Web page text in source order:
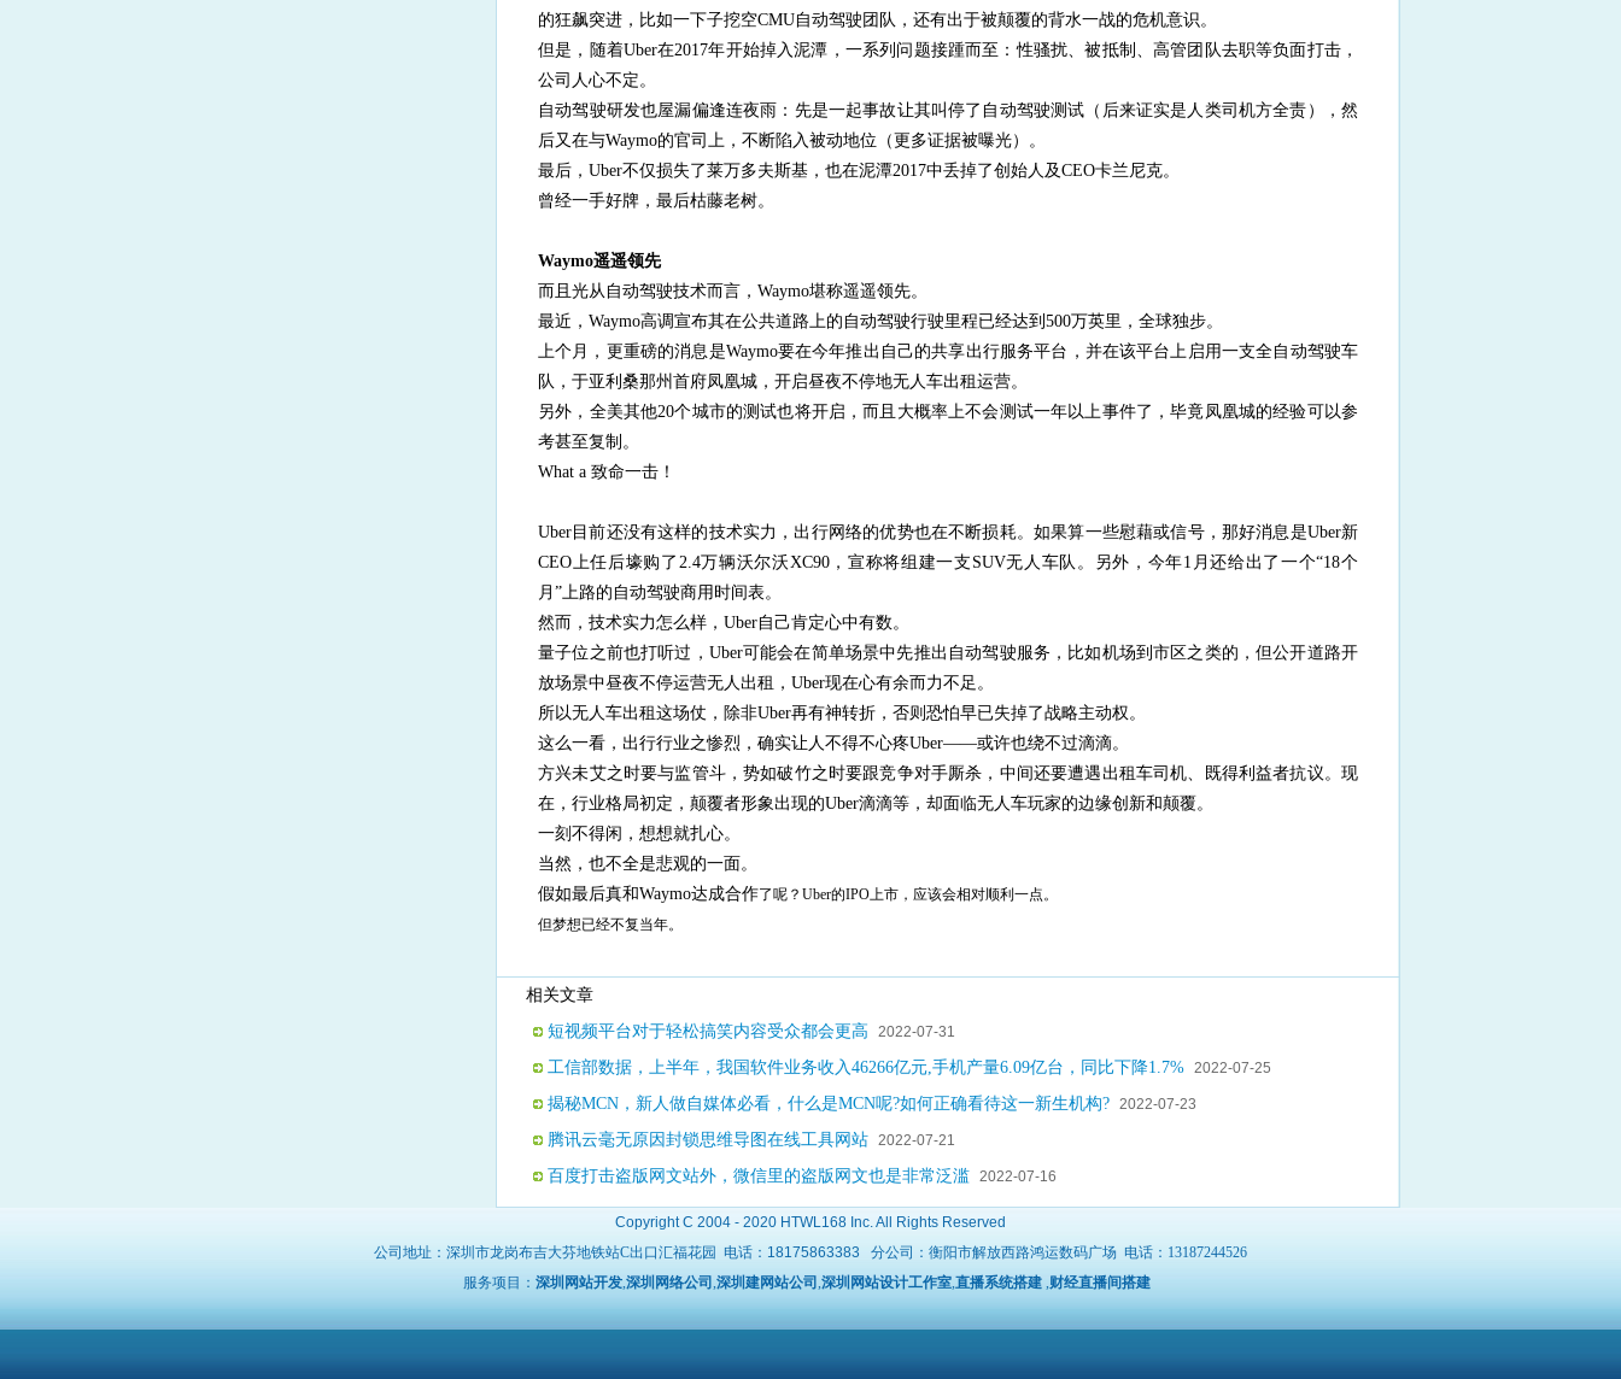
的狂飙突进，比如一下子挖空CMU自动驾驶团队，还有出于被颠覆的背水一战的危机意识。
但是，随着Uber在2017年开始掉入泥潭，一系列问题接踵而至：性骚扰、被抵制、高管团队去职等负面打击，
公司人心不定。
自动驾驶研发也屋漏偏逢连夜雨：先是一起事故让其叫停了自动驾驶测试（后来证实是人类司机方全责），然
后又在与Waymo的官司上，不断陷入被动地位（更多证据被曝光）。
最后，Uber不仅损失了莱万多夫斯基，也在泥潭2017中丢掉了创始人及CEO卡兰尼克。
曾经一手好牌，最后枯藤老树。
Waymo遥遥领先
而且光从自动驾驶技术而言，Waymo堪称遥遥领先。
最近，Waymo高调宣布其在公共道路上的自动驾驶行驶里程已经达到500万英里，全球独步。
上个月，更重磅的消息是Waymo要在今年推出自己的共享出行服务平台，并在该平台上启用一支全自动驾驶车
队，于亚利桑那州首府凤凰城，开启昼夜不停地无人车出租运营。
另外，全美其他20个城市的测试也将开启，而且大概率上不会测试一年以上事件了，毕竟凤凰城的经验可以参
考甚至复制。
What a 致命一击！
Uber目前还没有这样的技术实力，出行网络的优势也在不断损耗。如果算一些慰藉或信号，那好消息是Uber新
CEO上任后壕购了2.4万辆沃尔沃XC90，宣称将组建一支SUV无人车队。另外，今年1月还给出了一个“18个
月”上路的自动驾驶商用时间表。
然而，技术实力怎么样，Uber自己肯定心中有数。
量子位之前也打听过，Uber可能会在简单场景中先推出自动驾驶服务，比如机场到市区之类的，但公开道路开
放场景中昼夜不停运营无人出租，Uber现在心有余而力不足。
所以无人车出租这场仗，除非Uber再有神转折，否则恐怕早已失掉了战略主动权。
这么一看，出行行业之惨烈，确实让人不得不心疼Uber——或许也绕不过滴滴。
方兴未艾之时要与监管斗，势如破竹之时要跟竞争对手厮杀，中间还要遭遇出租车司机、既得利益者抗议。现
在，行业格局初定，颠覆者形象出现的Uber滴滴等，却面临无人车玩家的边缘创新和颠覆。
一刻不得闲，想想就扎心。
当然，也不全是悲观的一面。
假如最后真和Waymo达成合作了呢？Uber的IPO上市，应该会相对顺利一点。
但梦想已经不复当年。
相关文章
短视频平台对于轻松搞笑内容受众都会更高
2022-07-31
工信部数据，上半年，我国软件业务收入46266亿元,手机产量6.09亿台，同比下降1.7% 2022-07-25
揭秘MCN，新人做自媒体必看，什么是MCN呢?如何正确看待这一新生机构? 2022-07-23
腾讯云毫无原因封锁思维导图在线工具网站 2022-07-21
百度打击盗版网文站外，微信里的盗版网文也是非常泛滥 2022-07-16
Copyright C 2004 - 2020 HTWL168 Inc. All Rights Reserved
公司地址：深圳市龙岗布吉大芬地铁站C出口汇福花园 电话： 18175863383
分公司：衡阳市解放西路鸿运数码广场 电话：13187244526
服务项目： 深圳网站开发,深圳网络公司 ,深圳建网站公司 ,深圳网站设计工作室,直播系统搭建 ,财经直播间搭建